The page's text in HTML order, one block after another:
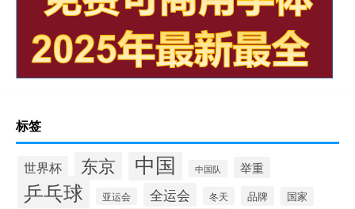
标签
世界杯 东京 中国 中国队 举重
乒乓球 亚运会 全运会 冬天 品牌 国家